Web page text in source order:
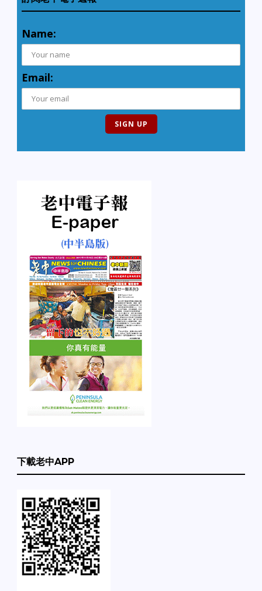
Name:
Email:
下載老中APP